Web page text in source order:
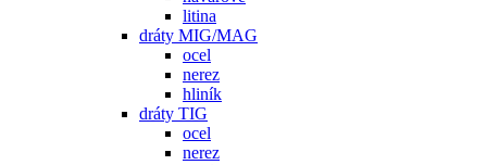
litina
dráty MIG/MAG
ocel
nerez
hliník
dráty TIG
ocel
nerez